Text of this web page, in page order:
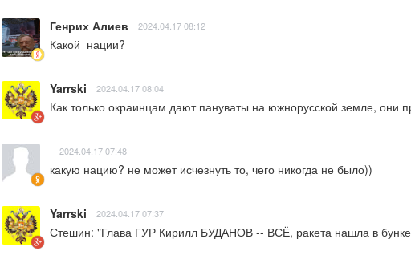
Генрих Алиев 2024.04.17 08:12
Какой  нации?
Yarrski 2024.04.17 08:04
Как только окраинцам дают пануваты на южнорусской земле, они
2024.04.17 07:48
какую нацию? не может исчезнуть то, чего никогда не было))
Yarrski 2024.04.17 07:37
Стешин: "Глава ГУР Кирилл БУДАНОВ -- ВСЁ, ракета нашла в